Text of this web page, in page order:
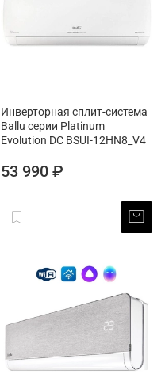
Инверторная сплит-система
Ballu серии Platinum
Evolution DC BSUI-12HN8_V4
53 990 ₽